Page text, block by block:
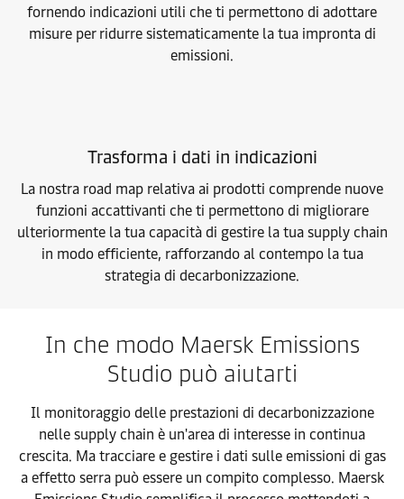
fornendo indicazioni utili che ti permettono di adottare
misure per ridurre sistematicamente la tua impronta di
emissioni.
Trasforma i dati in indicazioni
La nostra road map relativa ai prodotti comprende nuove
funzioni accattivanti che ti permettono di migliorare
ulteriormente la tua capacità di gestire la tua supply chain
in modo efficiente, rafforzando al contempo la tua
strategia di decarbonizzazione.
In che modo Maersk Emissions
Studio può aiutarti
Il monitoraggio delle prestazioni di decarbonizzazione
nelle supply chain è un'area di interesse in continua
crescita. Ma tracciare e gestire i dati sulle emissioni di gas
a effetto serra può essere un compito complesso. Maersk